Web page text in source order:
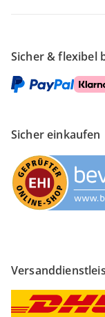
Sicher & flexibel
Sicher einkaufen